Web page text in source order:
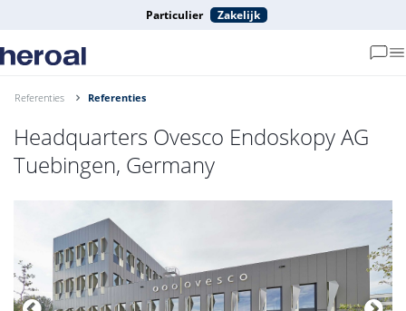
Particulier Zakelijk
Referenties Referenties
Headquarters Ovesco Endoskopy AG
Tuebingen, Germany